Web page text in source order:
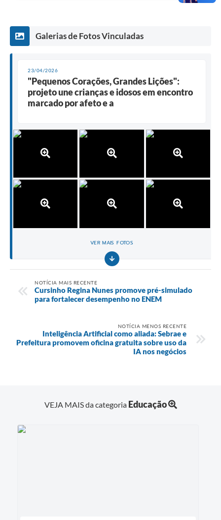
Galerias de Fotos Vinculadas
23/04/2026
"Pequenos Corações, Grandes Lições":
projeto une crianças e idosos em encontro
marcado por afeto e a
VER MAIS FOTOS
NOTÍCIA MAIS RECENTE
Cursinho Regina Nunes promove pré-simulado
para fortalecer desempenho no ENEM
NOTÍCIA MENOS RECENTE
Inteligência Artificial como aliada: Sebrae e
Prefeitura promovem oficina gratuita sobre uso da
IA nos negócios
VEJA MAIS da categoria Educação